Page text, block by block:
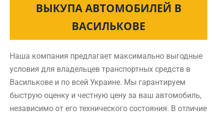
ВЫКУПА АВТОМОБИЛЕЙ В
ВАСИЛЬКОВЕ
Наша компания предлагает максимально выгодные
условия для владельцев транспортных средств в
Василькове и по всей Украине. Мы гарантируем
быструю оценку и честную цену за ваш автомобиль,
независимо от его технического состояния. В отличие